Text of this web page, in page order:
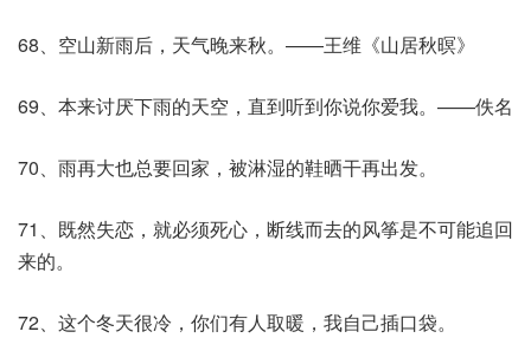
68、空山新雨后，天气晚来秋。——王维《山居秋暝》
69、本来讨厌下雨的天空，直到听到你说你爱我。——佚名
70、雨再大也总要回家，被淋湿的鞋晒干再出发。
71、既然失恋，就必须死心，断线而去的风筝是不可能追回
来的。
72、这个冬天很冷，你们有人取暖，我自己插口袋。